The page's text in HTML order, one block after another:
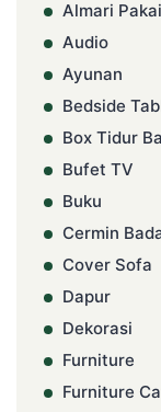
Almari
Audio
Ayunan
Bedside
Box Tidur
Bufet TV
Buku
Cermin
Cover Sofa
Dapur
Dekorasi
Furniture
Furniture